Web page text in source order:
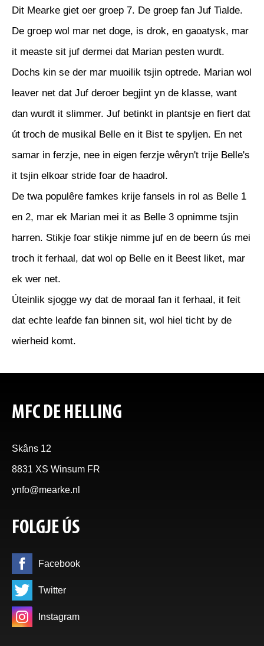
Dit Mearke giet oer groep 7. De groep fan Juf Tialde.
De groep wol mar net doge, is drok, en gaoatysk, mar
it measte sit juf dermei dat Marian pesten wurdt.
Dochs kin se der mar muoilik tsjin optrede. Marian wol
leaver net dat Juf deroer begjint yn de klasse, want
dan wurdt it slimmer. Juf betinkt in plantsje en fiert dat
út troch de musikal Belle en it Bist te spyljen. En net
samar in ferzje, nee in eigen ferzje wêryn't trije Belle's
it tsjin elkoar stride foar de haadrol.
​De twa populêre famkes krije fansels in rol as Belle 1
en 2, mar ek Marian mei it as Belle 3 opnimme tsjin
harren. Stikje foar stikje nimme juf en de beern ús mei
troch it ferhaal, dat wol op Belle en it Beest liket, mar
ek wer net.
​Úteinlik sjogge wy dat de moraal fan it ferhaal, it feit
dat echte leafde fan binnen sit, wol hiel ticht by de
wierheid komt.
MFC DE HELLING
Skâns 12
8831 XS Winsum FR
ynfo@mearke.nl
FOLGJE ÚS
Facebook
Twitter
Instagram